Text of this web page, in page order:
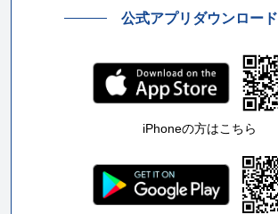
公式アプリダウンロード
iPhoneの方はこちら